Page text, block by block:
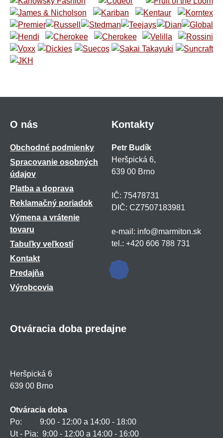
O nás
Obchodné podmienky
Spracovanie osobných
údajov
Platba a doprava
Reklamačný poriadok
Výmena a vrátenie
tovaru
Tabuľky veľkostí
Kontakt
Predajňa
Výrobcovia
Kontakty
Petr Budík
Heršpická 6,
639 00 Brno
IČ: 75478731
DIČ: CZ7507183981
e-mail: info@marmiton.sk
tel.: +420 606 788 731
Otváracia doba predajne
Heršpická 6
639 00 Brno
Otváracia doba
Po: 9:00 - 12:00 a 14:00 - 18:00
Ut - Pia: 9:00 - 12:00 a 14:00 - 16:00